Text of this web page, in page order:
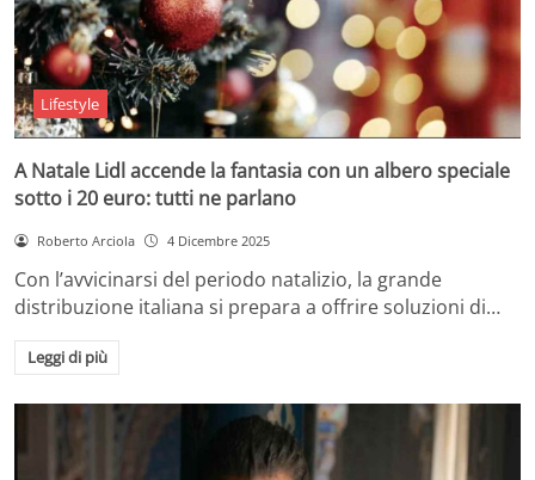
Lifestyle
A Natale Lidl accende la fantasia con un albero speciale
sotto i 20 euro: tutti ne parlano
Roberto Arciola 4 Dicembre 2025
Con l’avvicinarsi del periodo natalizio, la grande
distribuzione italiana si prepara a offrire soluzioni di…
Leggi di più